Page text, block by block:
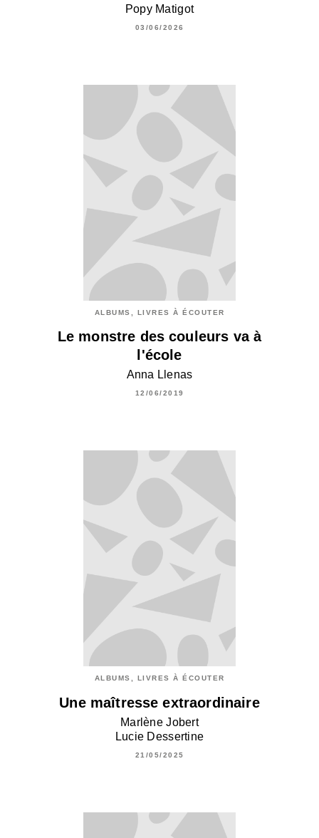
Popy Matigot
03/06/2026
ALBUMS, LIVRES À ÉCOUTER
Le monstre des couleurs va à
l'école
Anna Llenas
12/06/2019
ALBUMS, LIVRES À ÉCOUTER
Une maîtresse extraordinaire
Marlène Jobert
Lucie Dessertine
21/05/2025